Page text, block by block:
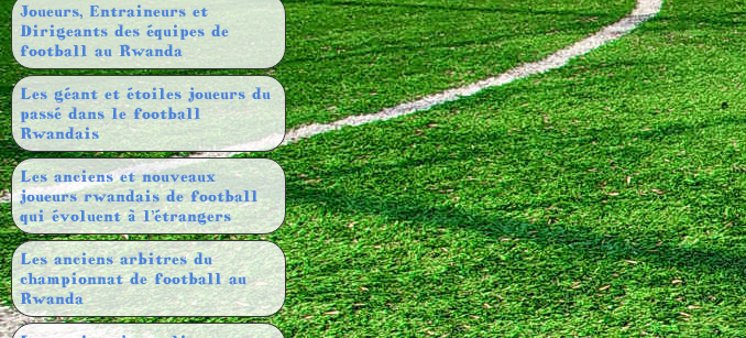
Joueurs, Entraineurs et
Dirigeants des équipes de
football au Rwanda
Les géant et étoiles joueurs du
passé dans le football
Rwandais
Les anciens et nouveaux
joueurs rwandais de football
qui évoluent à l’étrangers
Les anciens arbitres du
championnat de football au
Rwanda